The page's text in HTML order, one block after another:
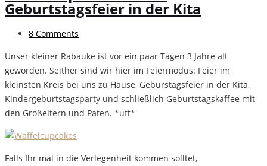
Geburtstagsfeier in der Kita
8 Comments
Unser kleiner Rabauke ist vor ein paar Tagen 3 Jahre alt
geworden. Seither sind wir hier im Feiermodus: Feier im
kleinsten Kreis bei uns zu Hause, Geburstagsfeier in der Kita,
Kindergeburtstagsparty und schließlich Geburtstagskaffee mit
den Großeltern und Paten. *uff*
Falls Ihr mal in die Verlegenheit kommen solltet,